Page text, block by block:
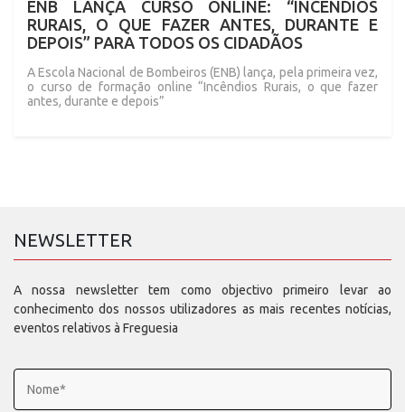
ENB LANÇA CURSO ONLINE: “INCÊNDIOS
RURAIS, O QUE FAZER ANTES, DURANTE E
DEPOIS” PARA TODOS OS CIDADÃOS
A Escola Nacional de Bombeiros (ENB) lança, pela primeira vez,
o curso de formação online “Incêndios Rurais, o que fazer
antes, durante e depois”
NEWSLETTER
A nossa newsletter tem como objectivo primeiro levar ao
conhecimento dos nossos utilizadores as mais recentes notícias,
eventos relativos à Freguesia